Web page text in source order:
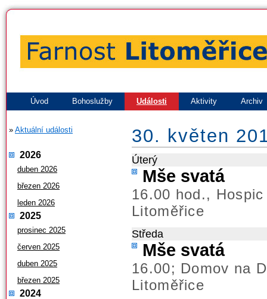
Úvod Bohoslužby Události Aktivity Archiv
» Aktuální události
2026
duben 2026
březen 2026
leden 2026
2025
prosinec 2025
červen 2025
duben 2025
březen 2025
2024
30. květen
Úterý
Mše svatá
16.00 hod.,
Litoměřice
Středa
Mše svatá
16.00; Domov na
Litoměřice